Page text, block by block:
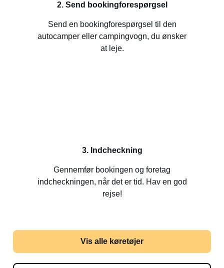
2. Send bookingforespørgsel
Send en bookingforespørgsel til den
autocamper eller campingvogn, du ønsker
at leje.
3. Indcheckning
Gennemfør bookingen og foretag
indcheckningen, når det er tid. Hav en god
rejse!
Vis alle køretøjer